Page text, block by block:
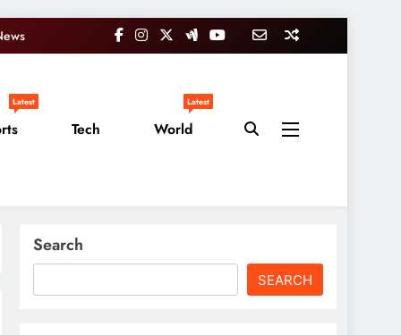
Latest
Tech World
Latest
Search
SEARCH